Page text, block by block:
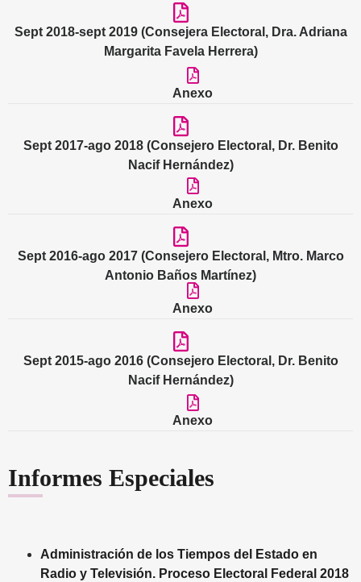
Sept 2018-sept 2019 (Consejera Electoral, Dra. Adriana
Margarita Favela Herrera)
Anexo
Sept 2017-ago 2018 (Consejero Electoral, Dr. Benito
Nacif Hernández)
Anexo
Sept 2016-ago 2017 (Consejero Electoral, Mtro. Marco
Antonio Baños Martínez)
Anexo
Sept 2015-ago 2016 (Consejero Electoral, Dr. Benito
Nacif Hernández)
Anexo
Informes Especiales
Administración de los Tiempos del Estado en
Radio y Televisión. Proceso Electoral Federal 2018